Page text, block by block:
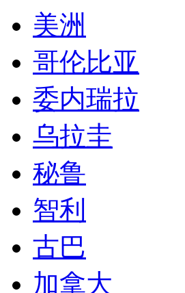
秘鲁
智利
古巴
加拿大
美国
阿根廷
巴西
墨西哥